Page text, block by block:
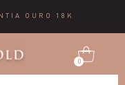
OURO 18K
0